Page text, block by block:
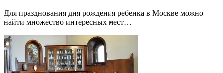
Для празднования дня рождения ребенка в Москве можно
найти множество интересных мест…